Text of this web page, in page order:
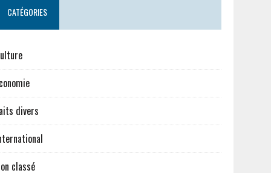
CATÉGORIES
divers
classé